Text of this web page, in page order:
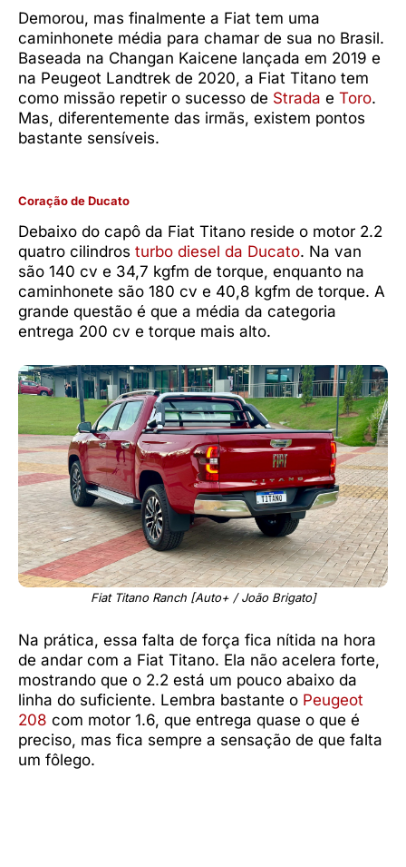
Demorou, mas finalmente a Fiat tem uma
caminhonete média para chamar de sua no Brasil.
Baseada na Changan Kaicene lançada em 2019 e
na Peugeot Landtrek de 2020, a Fiat Titano tem
como missão repetir o sucesso de Strada e Toro.
Mas, diferentemente das irmãs, existem pontos
bastante sensíveis.
Coração de Ducato
Debaixo do capô da Fiat Titano reside o motor 2.2
quatro cilindros turbo diesel da Ducato. Na van
são 140 cv e 34,7 kgfm de torque, enquanto na
caminhonete são 180 cv e 40,8 kgfm de torque. A
grande questão é que a média da categoria
entrega 200 cv e torque mais alto.
Fiat Titano Ranch [Auto+ / João Brigato]
Na prática, essa falta de força fica nítida na hora
de andar com a Fiat Titano. Ela não acelera forte,
mostrando que o 2.2 está um pouco abaixo da
linha do suficiente. Lembra bastante o Peugeot
208 com motor 1.6, que entrega quase o que é
preciso, mas fica sempre a sensação de que falta
um fôlego.